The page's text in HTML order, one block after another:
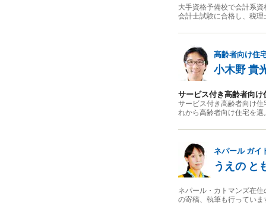
大手資格予備校で会計系
会計士試験に合格し、税
高齢者向け住
小木野 貴
サービス付き高齢者向
サービス付き高齢者向け
れから高齢者向け住宅を
ネパールガイ
うえの と
ネパール・カトマンズ在
の寄稿、執筆も行っていま